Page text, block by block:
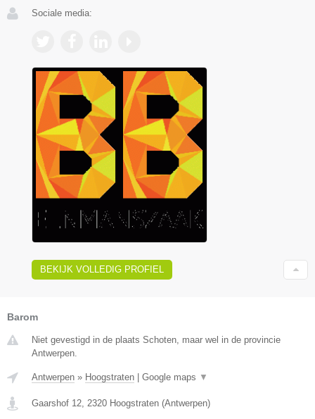
Sociale media:
BEKIJK VOLLEDIG PROFIEL
Barom
Niet gevestigd in de plaats Schoten, maar wel in de provincie
Antwerpen.
Antwerpen » Hoogstraten Google maps ▼
Gaarshof 12 2320 Hoogstraten (Antwerpen)